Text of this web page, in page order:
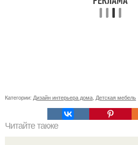
Категории: Дизайн интерьера дома Детская мебель
Читайте также